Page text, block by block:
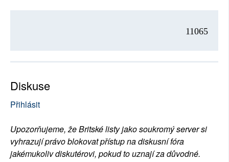
11065
Diskuse
Přihlásit
Upozorňujeme, že Britské listy jako soukromý server si
vyhrazují právo blokovat přístup na diskusní fóra
jakémukoliv diskutérovi, pokud to uznají za důvodné.